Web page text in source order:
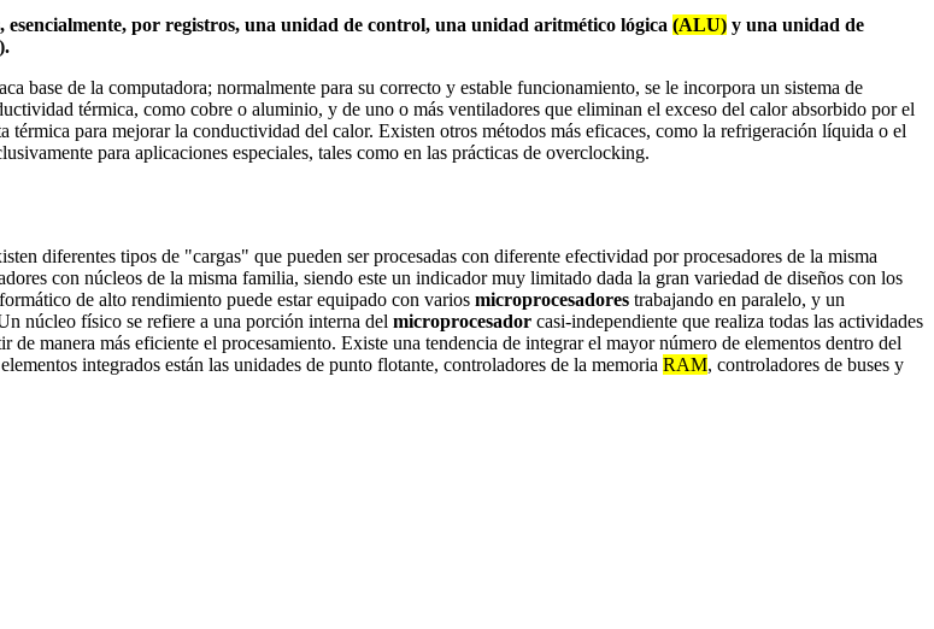
esencialmente, por registros, una unidad de control, una unidad aritmético lógica (ALU) y una unidad de
base de la computadora; normalmente para su correcto y estable funcionamiento, se le incorpora un sistema de
térmica, como cobre o aluminio, y de uno o más ventiladores que eliminan el exceso del calor absorbido por el
térmica para mejorar la conductividad del calor. Existen otros métodos más eficaces, como la refrigeración líquida o el
para aplicaciones especiales, tales como en las prácticas de overclocking.
diferentes tipos de "cargas" que pueden ser procesadas con diferente efectividad por procesadores de la misma
con núcleos de la misma familia, siendo este un indicador muy limitado dada la gran variedad de diseños con los
de alto rendimiento puede estar equipado con varios microprocesadores trabajando en paralelo, y un
núcleo físico se refiere a una porción interna del microprocesador casi-independiente que realiza todas las actividades
manera más eficiente el procesamiento. Existe una tendencia de integrar el mayor número de elementos dentro del
integrados están las unidades de punto flotante, controladores de la memoria RAM, controladores de buses y